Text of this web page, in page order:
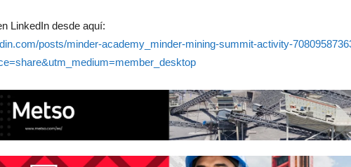
LinkedIn desde aquí:
posts/minder-academy_minder-mining-summit-activity-